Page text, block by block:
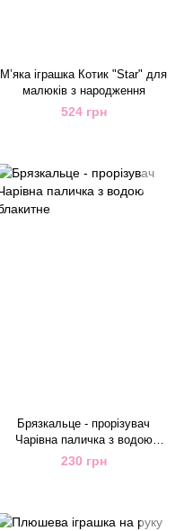
М’яка іграшка Котик "Star" для
малюків з народження
524 грн
Брязкальце - прорізувач
Чарівна паличка з водою
блакитне
230 грн